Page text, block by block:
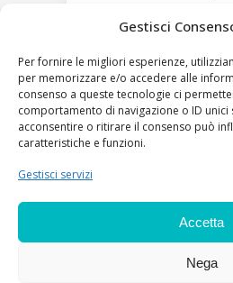
Gestisci
Per fornire le migliori esperienze,
per memorizzare e/o accedere alle
consenso a queste tecnologie ci
comportamento di navigazione o ID unici
acconsentire o ritirare il consenso può
caratteristiche e funzioni.
Gestisci servizi
Accetta
Nega
William Kentridge